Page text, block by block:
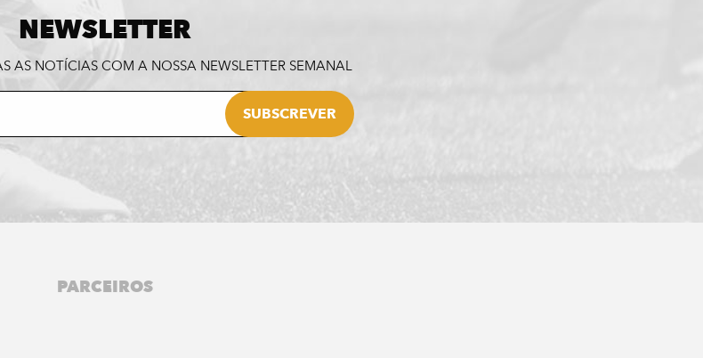
NEWSLETTER
AS NOTÍCIAS COM A NOSSA NEWSLETTER SEMANAL
PARCEIROS